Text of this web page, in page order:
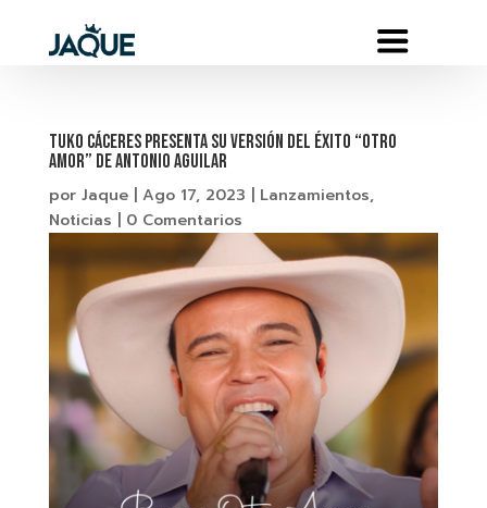
TUKO CÁCERES presenta su versión del éxito “OTRO
AMOR” de Antonio Aguilar
por Jaque| Ago 17, 2023 Lanzamientos,
Noticias
0 Comentarios